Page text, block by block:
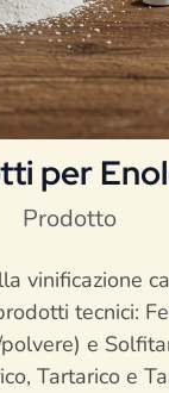
per
Prodotto
vinificazione
tecnici:
e
Tartarico e